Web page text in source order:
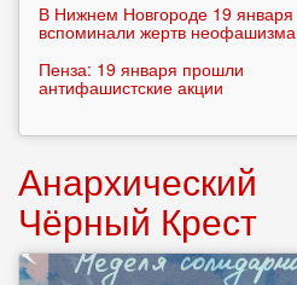
В Нижнем Новгороде 19 января
вспоминали жертв неофашизма
Пенза: 19 января прошли
антифашистские акции
Анархический
Чёрный Крест